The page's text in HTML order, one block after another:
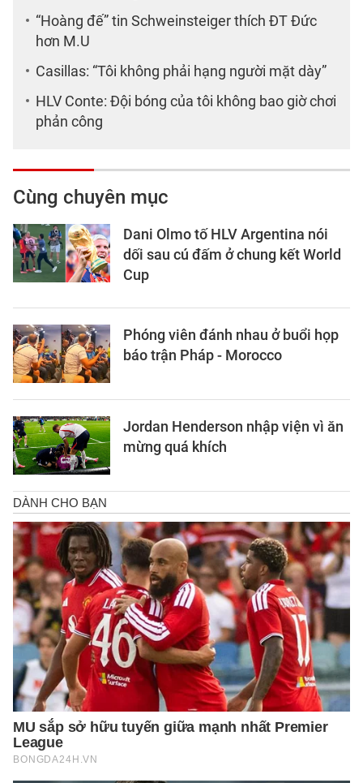
“Hoàng đế” tin Schweinsteiger thích ĐT Đức
hơn M.U
Casillas: “Tôi không phải hạng người mặt dày”
HLV Conte: Đội bóng của tôi không bao giờ chơi
phản công
Cùng chuyên mục
Dani Olmo tố HLV Argentina nói
dối sau cú đấm ở chung kết World
Cup
Phóng viên đánh nhau ở buổi họp
báo trận Pháp - Morocco
Jordan Henderson nhập viện vì ăn
mừng quá khích